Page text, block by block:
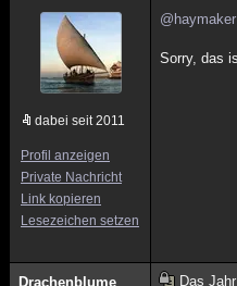
dabei seit 2011
Profil anzeigen
Private Nachricht
Link kopieren
Lesezeichen setzen
@haymaker
Sorry, das
Drachenblume Das